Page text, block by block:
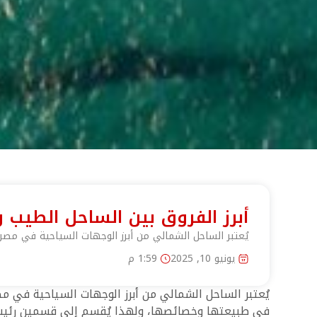
أبرز الفروق بين الساحل
يُعتبر الساحل الشمالي من أبرز الوجهات السياحية في
يونيو 10, 2025
1:59 م
يُعتبر الساحل الشمالي من أبرز الوجهات السياحية في
في طبيعتها وخصائصها، ولهذا يُقسم إلى قسمين